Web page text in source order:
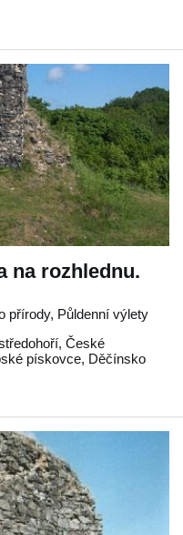
na rozhlednu.
přírody, Půldenní výlety
, České
pískovce, Děčínsko